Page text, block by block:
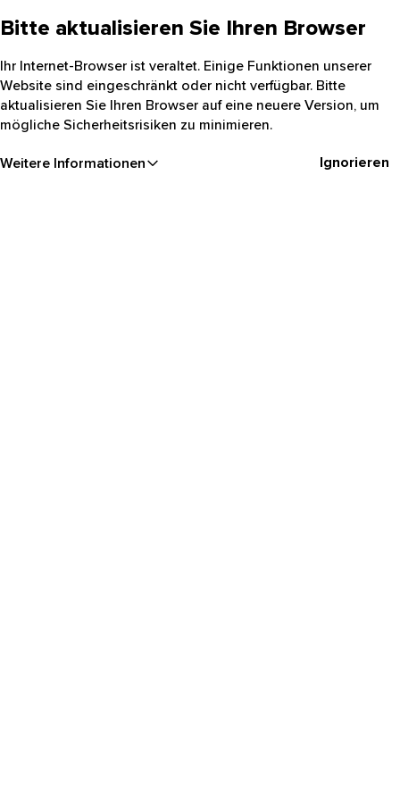
Bitte aktualisieren Sie Ihren Browser
Ihr Internet-Browser ist veraltet. Einige Funktionen unserer
Website sind eingeschränkt oder nicht verfügbar. Bitte
aktualisieren Sie Ihren Browser auf eine neuere Version, um
mögliche Sicherheitsrisiken zu minimieren.
Weitere Informationen Ignorieren